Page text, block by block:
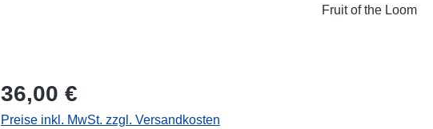
Fruit of the Loom
Regulärer Preis:
36,00 €
Preise inkl. MwSt. zzgl. Versandkosten